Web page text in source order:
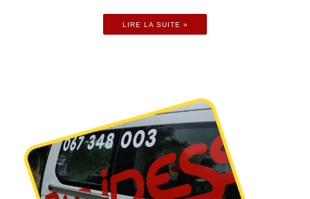
LIRE LA SUITE »